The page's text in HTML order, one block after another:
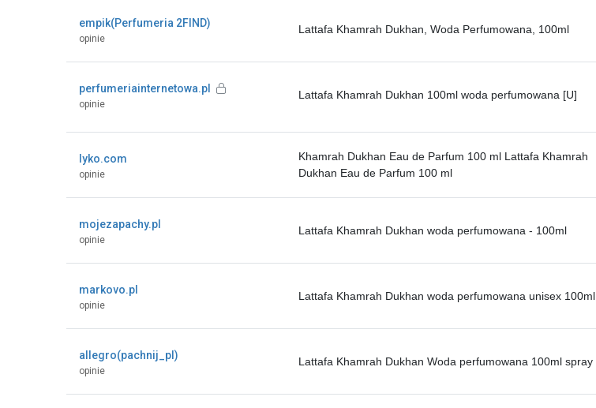
empik(Perfumeria 2FIND)
opinie
Lattafa Khamrah Dukhan, Woda Perfumowana, 100ml
perfumeriainternetowa.pl
opinie
Lattafa Khamrah Dukhan 100ml woda perfumowana [U]
lyko.com
opinie
Khamrah Dukhan Eau de Parfum 100 ml Lattafa Khamrah
Dukhan Eau de Parfum 100 ml
mojezapachy.pl
opinie
Lattafa Khamrah Dukhan woda perfumowana - 100ml
markovo.pl
opinie
Lattafa Khamrah Dukhan woda perfumowana unisex 100ml
allegro(pachnij_pl)
opinie
Lattafa Khamrah Dukhan Woda perfumowana 100ml spray